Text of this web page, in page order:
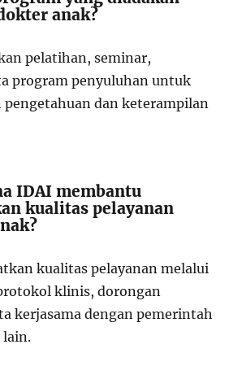
anak?
pelatihan, seminar,
program penyuluhan untuk
dan keterampilan
IDAI membantu
kualitas pelayanan
kualitas pelayanan melalui
klinis, dorongan
kerjasama dengan pemerintah
lain.